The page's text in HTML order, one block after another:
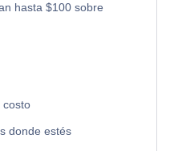
hasta $100 sobre
costo
donde estés